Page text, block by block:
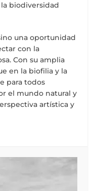
biodiversidad
una oportunidad
con la
Con su amplia
en la biofilia y la
para todos
el mundo natural y
artística y